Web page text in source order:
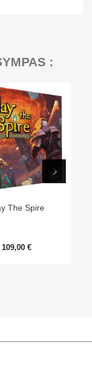
:
The Spire
109,00 €